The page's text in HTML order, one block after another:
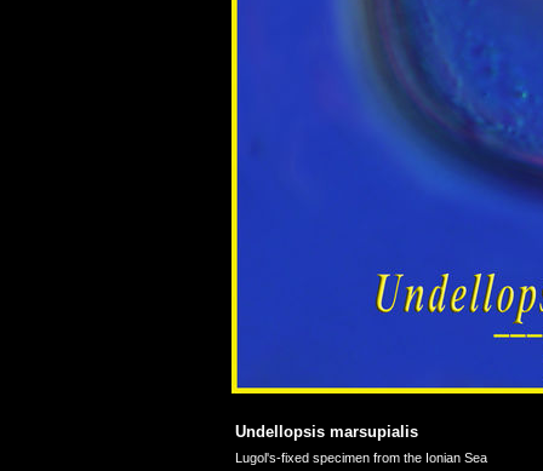
Undellopsis marsupialis
Lugol's-fixed specimen from the Ionian Sea